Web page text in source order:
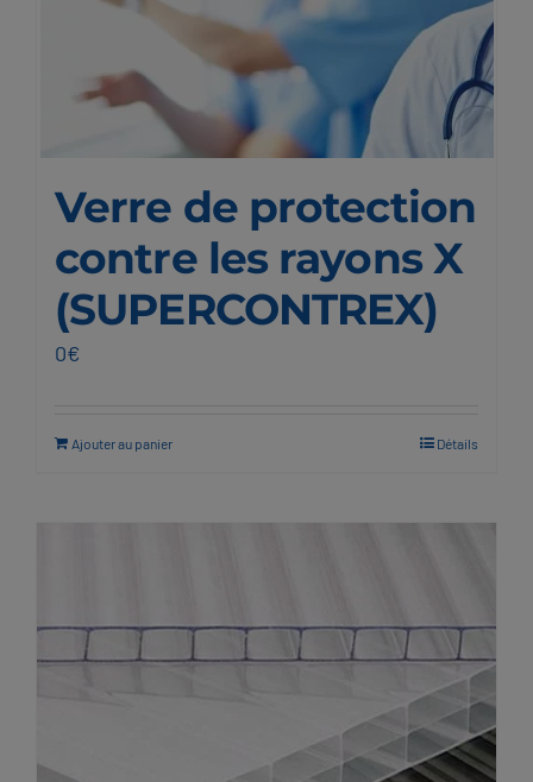
Verre de protection
contre les rayons X
(SUPERCONTREX)
0€
Ajouter au panier Détails